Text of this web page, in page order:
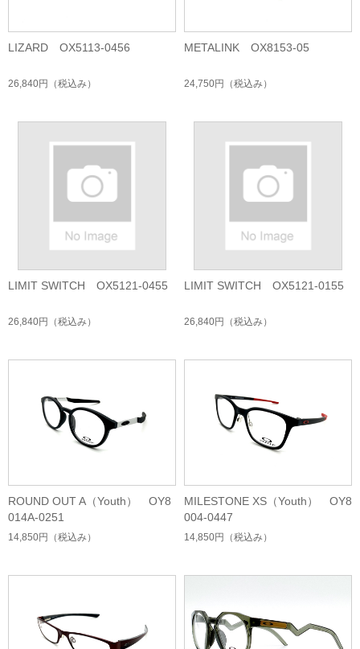
LIZARD OX5113-0456
26,840円 （税込み）
METALINK OX8153-05
24,750円 （税込み）
LIMIT SWITCH OX5121-0455
26,840円 （税込み）
LIMIT SWITCH OX5121-0155
26,840円 （税込み）
ROUND OUT A（Youth） OY8
014A-0251
14,850円 （税込み）
MILESTONE XS（Youth） OY8
004-0447
14,850円 （税込み）